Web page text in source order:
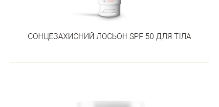
СОНЦЕЗАХИСНИЙ ЛОСЬОН SPF 50 ДЛЯ ТІЛА